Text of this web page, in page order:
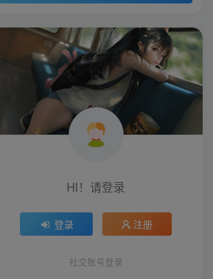
HI！请登录
登录 注册
社交账号登录